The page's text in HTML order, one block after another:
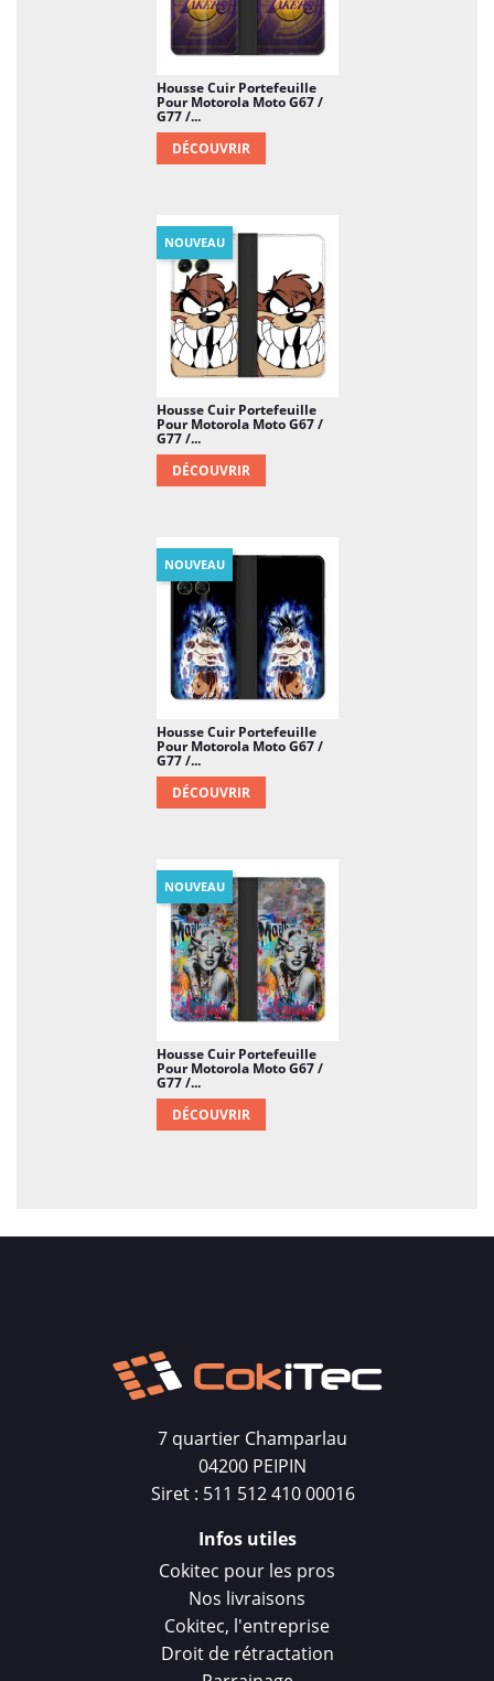
Housse Cuir Portefeuille
Pour Motorola Moto G67 /
G77 /...
DÉCOUVRIR
Housse Cuir Portefeuille
Pour Motorola Moto G67 /
G77 /...
DÉCOUVRIR
NOUVEAU
Housse Cuir Portefeuille
Pour Motorola Moto G67 /
G77 /...
DÉCOUVRIR
NOUVEAU
Housse Cuir Portefeuille
Pour Motorola Moto G67 /
G77 /...
DÉCOUVRIR
NOUVEAU
7 quartier Champarlau
04200 PEIPIN
Siret : 511 512 410 00016
Infos utiles
Cokitec pour les pros
Nos livraisons
Cokitec, l'entreprise
Droit de rétractation